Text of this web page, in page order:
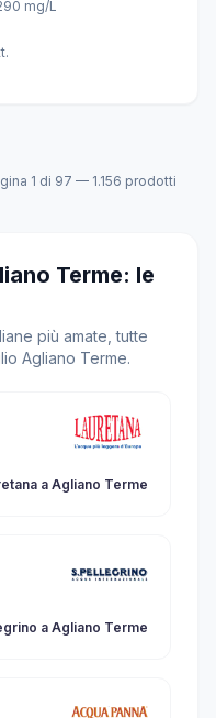
mg/L
1 di 97 — 1.156 prodotti
Terme: le
più amate, tutte
Agliano Terme.
a Agliano Terme
a Agliano Terme